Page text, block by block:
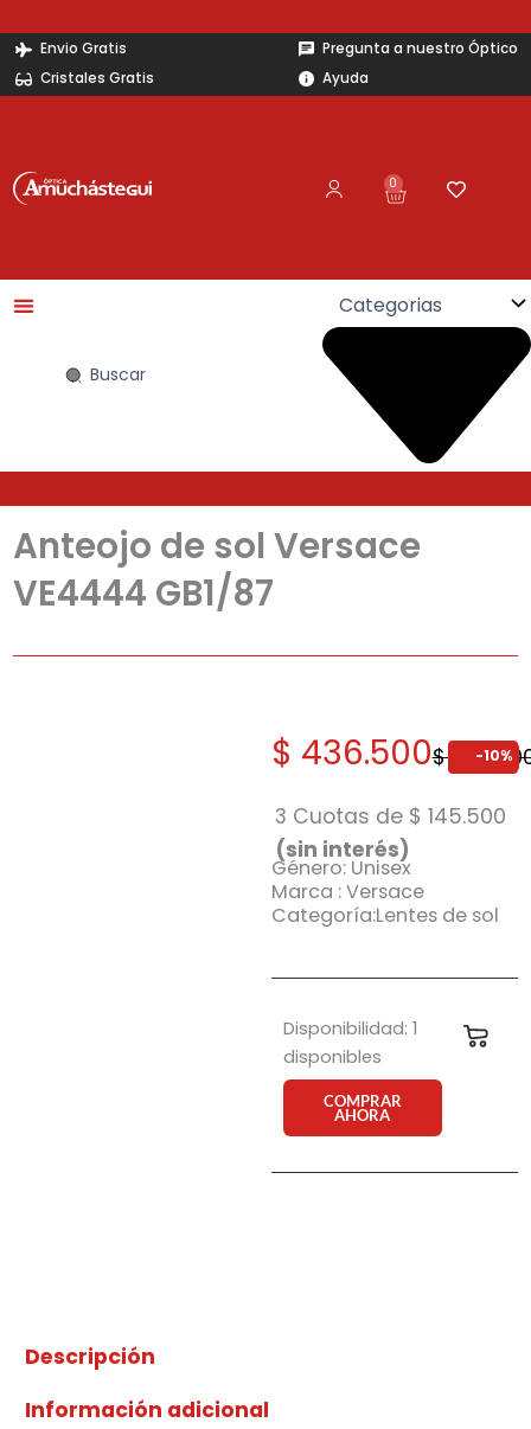
contenido
Envio Gratis
Cristales Gratis
Pregunta a nuestro Óptico
Ayuda
0
Carrito
Search
Anteojo de sol Versace
VE4444 GB1/87
$
El
precio
original
era:
$ 485.000.
$ 436.500
El
precio
actual
es:
$ 436.500.
-10%
3 Cuotas de $ 145.500
(sin interés)
Género: Unisex
Marca : Versace
Categoría:Lentes de sol
Disponibilidad: 1
disponibles
Anteojo
de
Versace
VE4444
GB1/87
cantidad
COMPRAR
AHORA
Descripción
Información adicional